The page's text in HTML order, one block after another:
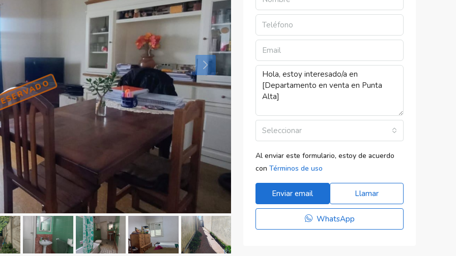
Seleccionar
Al enviar este formulario, estoy de acuerdo
con Términos de uso
Enviar email Llamar
WhatsApp